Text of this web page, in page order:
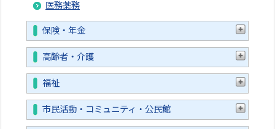
医務薬務
保険・年金
高齢者・介護
福祉
市民活動・コミュニティ・公民館